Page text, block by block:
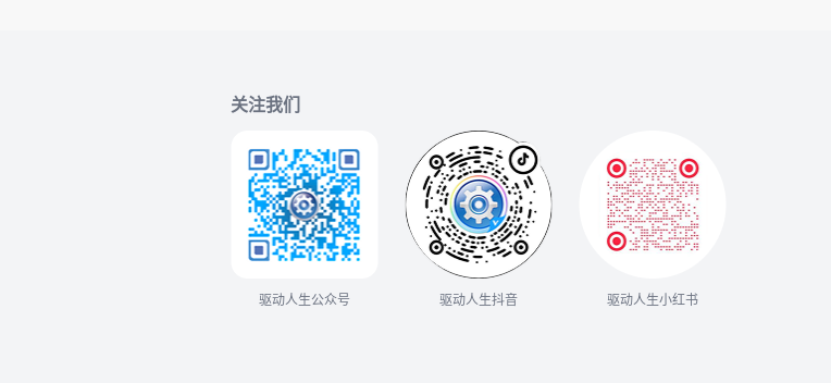
关注我们
驱动人生公众号 驱动人生抖音 驱动人生小红书